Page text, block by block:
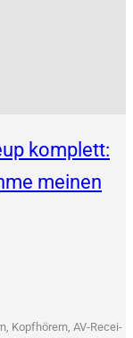
komplett:
meinen
Kopf­hö­rern, AV-Recei­